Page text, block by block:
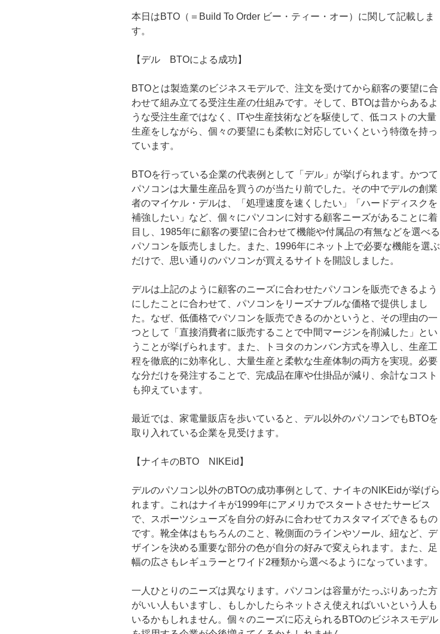
本日はBTO（＝Build To Order ビー・ティー・オー）に関して記載しま
す。
【デル BTOによる成功】
BTOとは製造業のビジネスモデルで、注文を受けてから顧客の要望に合
わせて組み立てる受注生産の仕組みです。そして、BTOは昔からあるよ
うな受注生産ではなく、ITや生産技術などを駆使して、低コストの大量
生産をしながら、個々の要望にも柔軟に対応していくという特徴を持っ
ています。
BTOを行っている企業の代表例として「デル」が挙げられます。かつて
パソコンは大量生産品を買うのが当たり前でした。その中でデルの創業
者のマイケル・デルは、「処理速度を速くしたい」「ハードディスクを
補強したい」など、個々にパソコンに対する顧客ニーズがあることに着
目し、1985年に顧客の要望に合わせて機能や付属品の有無などを選べる
パソコンを販売しました。また、1996年にネット上で必要な機能を選ぶ
だけで、思い通りのパソコンが買えるサイトを開設しました。
デルは上記のように顧客のニーズに合わせたパソコンを販売できるよう
にしたことに合わせて、パソコンをリーズナブルな価格で提供しまし
た。なぜ、低価格でパソコンを販売できるのかというと、その理由の一
つとして「直接消費者に販売することで中間マージンを削減した」とい
うことが挙げられます。また、トヨタのカンバン方式を導入し、生産工
程を徹底的に効率化し、大量生産と柔軟な生産体制の両方を実現。必要
な分だけを発注することで、完成品在庫や仕掛品が減り、余計なコスト
も抑えています。
最近では、家電量販店を歩いていると、デル以外のパソコンでもBTOを
取り入れている企業を見受けます。
【ナイキのBTO NIKEid】
デルのパソコン以外のBTOの成功事例として、ナイキのNIKEidが挙げら
れます。これはナイキが1999年にアメリカでスタートさせたサービス
で、スポーツシューズを自分の好みに合わせてカスタマイズできるもの
です。靴全体はもちろんのこと、靴側面のラインやソール、紐など、デ
ザインを決める重要な部分の色が自分の好みで変えられます。また、足
幅の広さもレギュラーとワイド2種類から選べるようになっています。
一人ひとりのニーズは異なります。パソコンは容量がたっぷりあった方
がいい人もいますし、もしかしたらネットさえ使えればいいという人も
いるかもしれません。個々のニーズに応えられるBTOのビジネスモデル